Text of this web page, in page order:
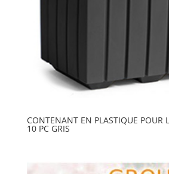
CONTENANT EN PLASTIQUE POUR
10 PC GRIS